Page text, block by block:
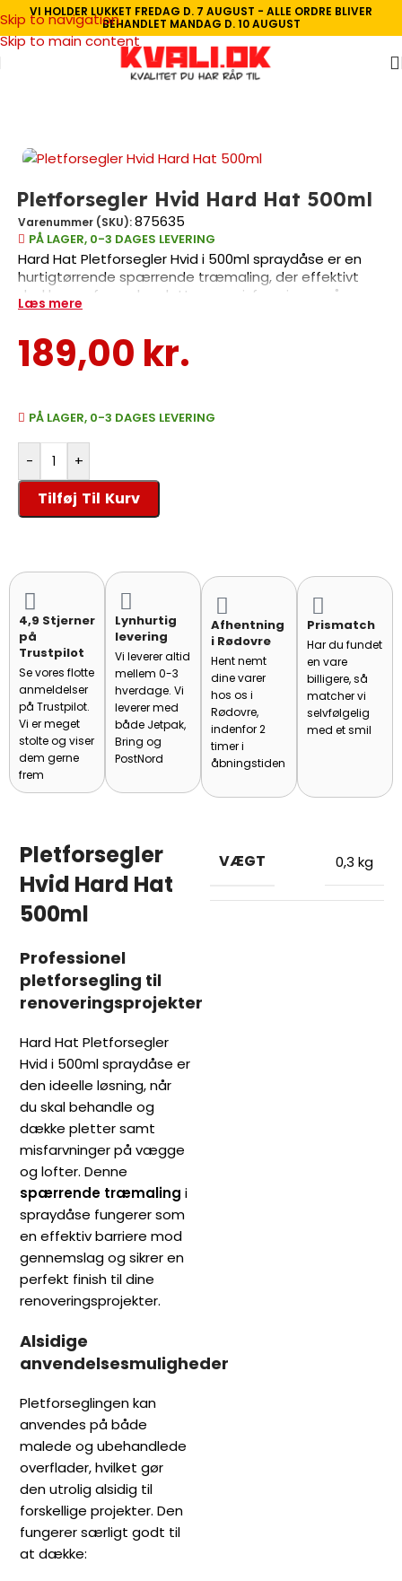
Skip to navigation
Skip to main content
VI HOLDER LUKKET FREDAG D. 7 AUGUST - ALLE ORDRE BLIVER
BEHANDLET MANDAG D. 10 AUGUST
Indendørs Maling/Træ- og metalmaling/Spærrende træmaling
Pletforsegler Hvid Hard Hat 500ml
Varenummer (SKU):875635
PÅ LAGER, 0-3 DAGES LEVERING
Hard Hat Pletforsegler Hvid i 500ml spraydåse er en
hurtigtørrende spærrende træmaling, der effektivt
dækker og forsegler pletter og misfarvninger på
vægge og lofter. Produktet er ideelt til
vandskader skal behandles. Den praktiske spraydåse
sikrer jævn påføring uden penselstriber og kan bruges
Læs mere
189,00 kr.
PÅ LAGER, 0-3 DAGES LEVERING
- +
Tilføj Til Kurv
4,9 Stjerner
på
Trustpilot
Se vores flotte
anmeldelser
på Trustpilot.
Vi er meget
stolte og viser
dem gerne
frem
Lynhurtig
levering
Vi leverer altid
mellem 0-3
hverdage. Vi
leverer med
både Jetpak,
Bring og
PostNord
Afhentning
i Rødovre
Hent nemt
dine varer
hos os i
Rødovre,
indenfor 2
timer i
åbningstiden
Prismatch
Har du fundet
en vare
billigere, så
matcher vi
selvfølgelig
med et smil
Pletforsegler
Hvid Hard Hat
500ml
Professionel
pletforsegling til
renoveringsprojekter
Hard Hat Pletforsegler
Hvid i 500ml spraydåse er
den ideelle løsning, når
du skal behandle og
dække pletter samt
misfarvninger på vægge
og lofter. Denne
spærrende træmaling i
spraydåse fungerer som
en effektiv barriere mod
gennemslag og sikrer en
perfekt finish til dine
renoveringsprojekter.
Alsidige
anvendelsesmuligheder
Pletforseglingen kan
anvendes på både
malede og ubehandlede
overflader, hvilket gør
den utrolig alsidig til
forskellige projekter. Den
fungerer særligt godt til
at dække:
VÆGT 0,3 kg